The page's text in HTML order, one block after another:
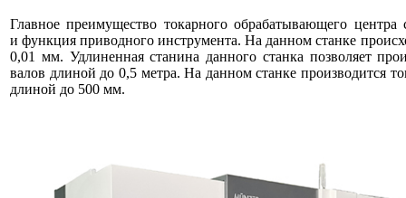
Главное преимущество токарного обрабатывающего
и функция приводного инструмента. На данном станке
0,01 мм. Удлиненная станина данного станка позволяет
валов длиной до 0,5 метра. На данном станке производится
длиной до 500 мм.